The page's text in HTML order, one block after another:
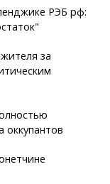
РЭБ рф:
за
оккупантов